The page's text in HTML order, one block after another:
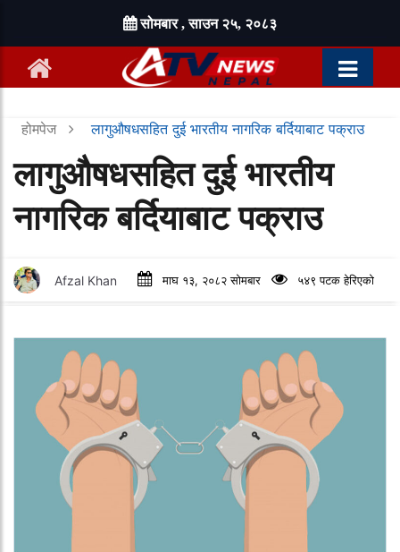
सोमबार , साउन २५, २०८३
होमपेज लागुऔषधसहित दुई भारतीय नागरिक बर्दियाबाट पक्राउ
लागुऔषधसहित दुई भारतीय
नागरिक बर्दियाबाट पक्राउ
Afzal Khan माघ १३, २०८२ सोमबार ५४९ पटक हेरिएको